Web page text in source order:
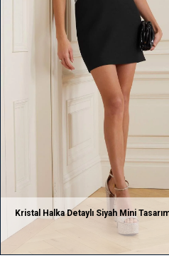
Kristal Halka Detaylı Siyah Mini
Elbise